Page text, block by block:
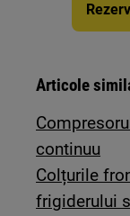
Articole
continuu
Colțurile
frigiderului